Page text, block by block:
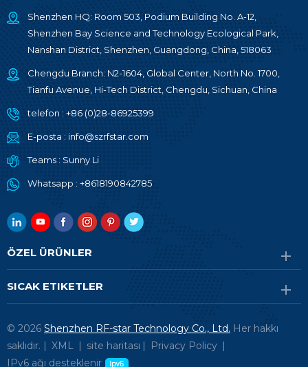
Shenzhen HQ: Room 503, Podium Building No. A-12,
Shenzhen Bay Science and Technology Ecological Park,
Nanshan District, Shenzhen, Guangdong, China, 518063
Chengdu Branch: N2-1604, Global Center, North No. 1700,
Tianfu Avenue, Hi-Tech District, Chengdu, Sichuan, China
telefon : +86 (0)28-86925399
E-posta : info@szrfstar.com
Teams : Sunny Li
Whatsapp : +8618190842785
ÖZEL ÜRÜNLER
SICAK ETIKETLER
© 2026 Shenzhen RF-star Technology Co., Ltd. Her hakkı
saklıdır. |
XML site haritası Privacy Policy
IPv6 ağı desteklenir